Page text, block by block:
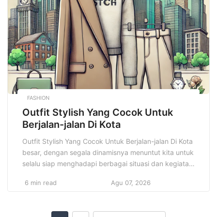
memengaruhi kualitas hidup kita dalam […]
FASHION
Outfit Stylish Yang Cocok Untuk
Berjalan-jalan Di Kota
Outfit Stylish Yang Cocok Untuk Berjalan-jalan Di Kota
besar, dengan segala dinamisnya menuntut kita untuk
selalu siap menghadapi berbagai situasi dan kegiatan.
wisata, hingga sekadar menghabiskan waktu di kafe
6 min read Agu 07, 2026